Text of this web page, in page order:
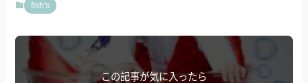
fish's
この記事が気に入ったら